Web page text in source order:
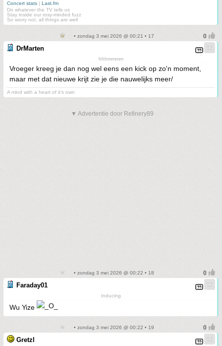
Concert stats | Last.fm
Do whatever the TV tells us
Stay inside our rosy-minded fuzz
So worry not, all things are well
• zondag 3 mei 2026 @ 00:21 • 17
DrMarten
hhhmmmm
Vroeger kreeg je dan nog wel eens een kick op zo'n moment,
maar met dat nieuwe krijt zie je die nauwelijks meer/
A mind with a heart of it's own
▼ Advertentie door Refinery89
• zondag 3 mei 2026 @ 00:22 • 18
Faraday01
Inducing
Wu Yize
• zondag 3 mei 2026 @ 00:22 • 19
Gretzl